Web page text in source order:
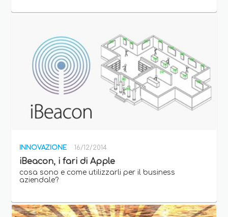
INNOVAZIONE 16/12/2014
iBeacon, i fari di Apple
cosa sono e come utilizzarli per il business
aziendale?